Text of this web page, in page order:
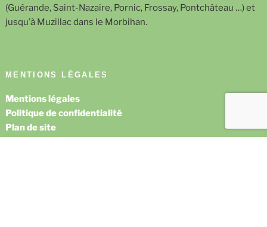
(Guérande, Saint-Nazaire, Pornic, Frossay, Pontchâteau …) et
jusqu’à Muzillac dans le Morbihan.
MENTIONS LÉGALES
Mentions légales
Politique de confidentialité
Plan de site